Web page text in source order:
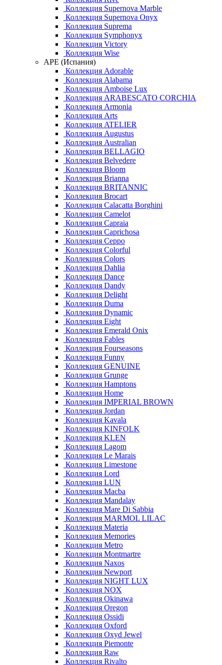
Коллекция Supernova Marble
Коллекция Supernova Onyx
Коллекция Suprema
Коллекция Symphonyx
Коллекция Victory
Коллекция Wise
APE (Испания)
Коллекция Adorable
Коллекция Alabama
Коллекция Amboise Lux
Коллекция ARABESCATO CORCHIA
Коллекция Armonia
Коллекция Arts
Коллекция ATELIER
Коллекция Augustus
Коллекция Australian
Коллекция BELLAGIO
Коллекция Belvedere
Коллекция Bloom
Коллекция Brianna
Коллекция BRITANNIC
Коллекция Brocart
Коллекция Calacatta Borghini
Коллекция Camelot
Коллекция Capraia
Коллекция Caprichosa
Коллекция Ceppo
Коллекция Colorful
Коллекция Colors
Коллекция Dahlia
Коллекция Dance
Коллекция Dandy
Коллекция Delight
Коллекция Duma
Коллекция Dynamic
Коллекция Eight
Коллекция Emerald Onix
Коллекция Fables
Коллекция Fourseasons
Коллекция Funny
Коллекция GENUINE
Коллекция Grunge
Коллекция Hamptons
Коллекция Home
Коллекция IMPERIAL BROWN
Коллекция Jordan
Коллекция Kavala
Коллекция KINFOLK
Коллекция KLEN
Коллекция Lagom
Коллекция Le Marais
Коллекция Limestone
Коллекция Lord
Коллекция LUN
Коллекция Macba
Коллекция Mandalay
Коллекция Mare Di Sabbia
Коллекция MARMOL LILAC
Коллекция Materia
Коллекция Memories
Коллекция Metro
Коллекция Montmartre
Коллекция Naxos
Коллекция Newport
Коллекция NIGHT LUX
Коллекция NOX
Коллекция Okinawa
Коллекция Oregon
Коллекция Ossidi
Коллекция Oxford
Коллекция Oxyd Jewel
Коллекция Piemonte
Коллекция Raw
Коллекция Rivalto